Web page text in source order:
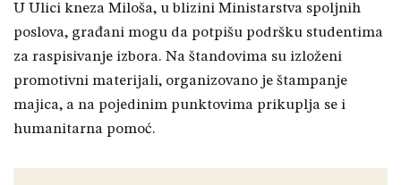
U Ulici kneza Miloša, u blizini Ministarstva spoljnih
poslova, građani mogu da potpišu podršku studentima
za raspisivanje izbora. Na štandovima su izloženi
promotivni materijali, organizovano je štampanje
majica, a na pojedinim punktovima prikuplja se i
humanitarna pomoć.